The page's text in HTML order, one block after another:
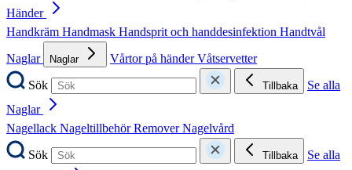
Händer
Handkräm Handmask Handsprit och handdesinfektion Handtvål
Naglar
Naglar Vårtor på händerVåtservetter
Sök
Tillbaka
Se alla
Naglar
Nagellack NageltillbehörRemoverNagelvård
Sök
Tillbaka
Se alla